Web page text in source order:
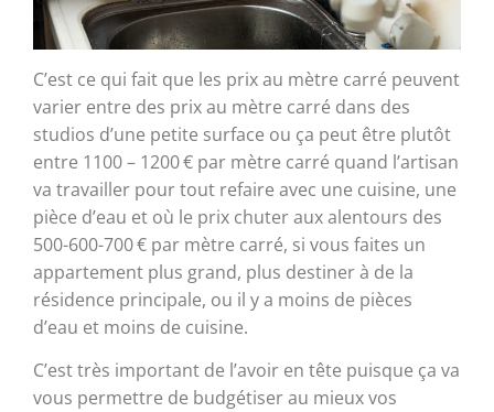
C’est ce qui fait que les prix au mètre carré peuvent
varier entre des prix au mètre carré dans des
studios d’une petite surface ou ça peut être plutôt
entre 1100 – 1200 € par mètre carré quand l’artisan
va travailler pour tout refaire avec une cuisine, une
pièce d’eau et où le prix chuter aux alentours des
500-600-700 € par mètre carré, si vous faites un
appartement plus grand, plus destiner à de la
résidence principale, ou il y a moins de pièces
d’eau et moins de cuisine.
C’est très important de l’avoir en tête puisque ça va
vous permettre de budgétiser au mieux vos